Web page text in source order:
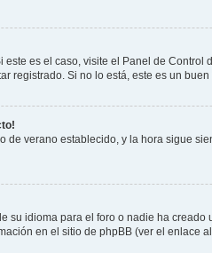
es el caso, visite el Panel de
registrado. Si no lo está, este es un
verano establecido, y la hora sigue
su idioma para el foro o nadie ha
en el sitio de phpBB (ver el enlace